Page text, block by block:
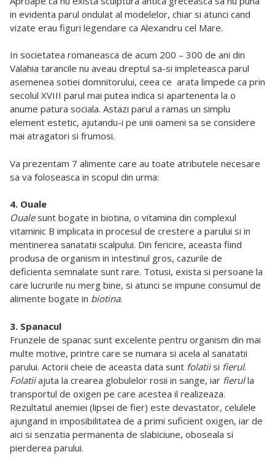
in evidenta parul ondulat al modelelor, chiar si atunci cand
vizate erau figuri legendare ca Alexandru cel Mare.
In societatea romaneasca de acum 200 – 300 de ani din
Valahia tarancile nu aveau dreptul sa-si impleteasca parul
asemenea sotiei domnitorului, ceea ce arata limpede ca prin
secolul XVIII parul mai putea indica si apartenenta la o
anume patura sociala. Astazi parul a ramas un simplu
element estetic, ajutandu-i pe unii oameni sa se considere
mai atragatori si frumosi.
Va prezentam 7 alimente care au toate atributele necesare
sa va foloseasca in scopul din urma:
4. Ouale
Oualesunt bogate in biotina, o vitamina din complexul
vitaminic B implicata in procesul de crestere a parului si in
mentinerea sanatatii scalpului. Din fericire, aceasta fiind
produsa de organism in intestinul gros, cazurile de
deficienta semnalate sunt rare. Totusi, exista si persoane la
care lucrurile nu merg bine, si atunci se impune consumul de
alimente bogate in biotina.
3. Spanacul
Frunzele de spanac sunt excelente pentru organism din mai
multe motive, printre care se numara si acela al sanatatii
parului. Actorii cheie de aceasta data sunt folatiisi fierul.
Folatiiajuta la crearea globulelor rosii in sange, iar fierulla
transportul de oxigen pe care acestea il realizeaza.
Rezultatul anemiei (lipsei de fier) este devastator, celulele
ajungand in imposibilitatea de a primi suficient oxigen, iar de
aici si senzatia permanenta de slabiciune, oboseala si
pierderea parului.